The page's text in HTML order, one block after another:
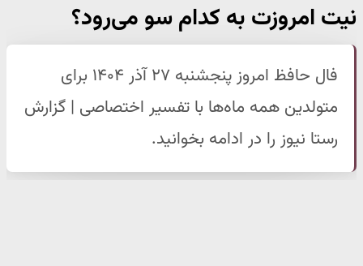
نیت امروزت به کدام سو می‌رود؟
فال حافظ امروز پنجشنبه ۲۷ آذر ۱۴۰۴ برای
متولدین همه ماه‌ها با تفسیر اختصاصی | گزارش
رستا نیوز را در ادامه بخوانید.